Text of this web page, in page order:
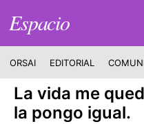
Espacio
ORSAI EDITORIAL
La vida me
la pongo igual.